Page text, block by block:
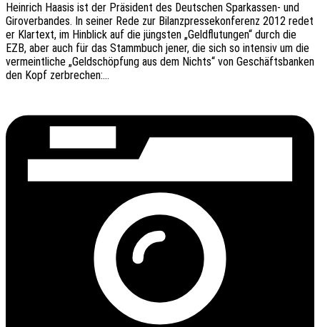
Hein­rich Haasis ist der Präsi­dent des Deut­schen Spar­­kas­­sen- und
Giro­ver­ban­des. In seiner Rede zur Bilanz­pres­se­kon­fe­renz 2012 redet
er Klar­text, im Hinblick auf die jüngs­ten „Geld­flu­tun­gen“ durch die
EZB, aber auch für das Stamm­buch jener, die sich so inten­siv um die
vermeint­li­che „Geld­schöp­fung aus dem Nichts“ von Geschäfts­ban­ken
den Kopf zerbrechen:…